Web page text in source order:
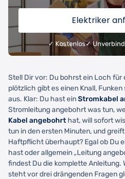
Elektriker
✓ Kostenlos✓
Stell Dir vor: Du bohrst ein Loch für
plötzlich gibt es einen Knall,
aus. Klar: Du hast einStromkabel
Stromleitung angebohrt was tun,
Kabel angebohrt hat, will sofort
tun in den ersten Minuten, und
Haftpflicht überhaupt? Egal ob Du
hast oder allgemein „Leitung
findest Du die komplette Anleitung.
steht vor drei drängenden Fragen